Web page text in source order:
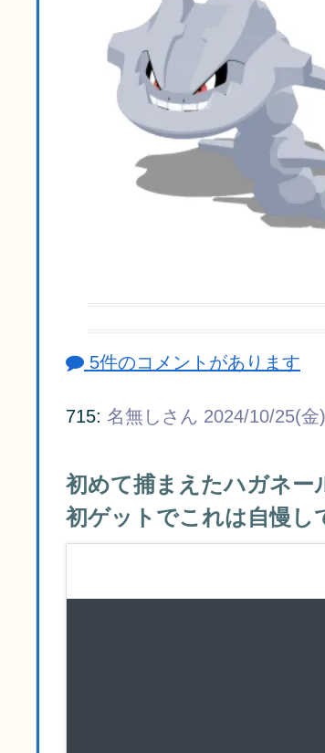
5件のコメントがあります
715: 名無しさん 2024/10/25(
初めて捕まえたハガネー
初ゲットでこれは自慢し